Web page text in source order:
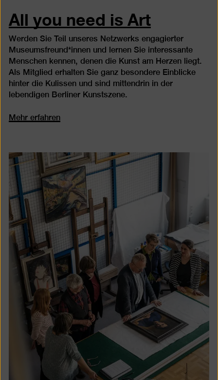
All you need is Art
Werden Sie Teil unseres Netzwerks engagierter
Museumsfreund*innen und lernen Sie interessante
Menschen kennen, denen die Kunst am Herzen liegt.
Als Mitglied erhalten Sie ganz besondere Einblicke
hinter die Kulissen und sind mittendrin in der
lebendigen Berliner Kunstszene.
Mehr erfahren